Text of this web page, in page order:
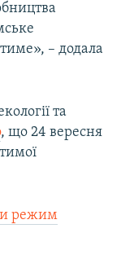
– додала
та
, що 24 вересня
режим